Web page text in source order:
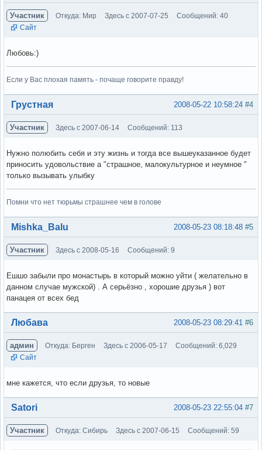
Участник Откуда: Мир Здесь с 2007-07-25
Сообщений: 40
Сайт
Любовь:)
Если у Вас плохая память - почаще говорите правду!
Вне форума #4
2008-05-22 10:58:24
Грустная
Участник Здесь с 2007-06-14 Сообщений: 113
Нужно полюбить себя и эту жизнь и тогда все вышеуказанное будет
приносить удовольствие а "страшное, малокультурное и неумное "
только вызывать улыбку
Помни что нет тюрьмы страшнее чем в голове
Вне форума #5
2008-05-23 08:18:48
Mishka_Balu
Участник Здесь с 2008-05-16 Сообщений: 9
Ешшо забыли про монастырь в который можно уйти ( желательно в
данном случае мужской) . А серьёзно , хорошие друзья ) вот
панацея от всех бед
Вне форума #6
2008-05-23 08:29:41
Любава
админ Откуда: Берген Здесь с 2006-05-17
Сообщений: 6,029
Сайт
мне кажется, что если друзья, то новые
Вне форума #7
2008-05-23 22:55:04
Satori
Участник Откуда: Сибирь Здесь с 2007-06-15 Сообщений: 59